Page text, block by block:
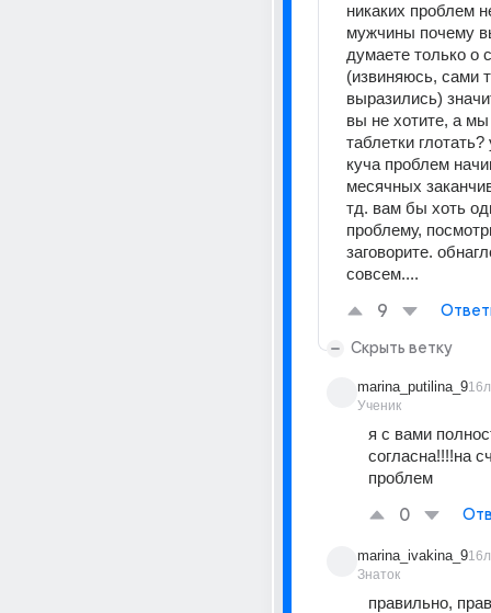
никаких проблем
мужчины почему
думаете только о
(извиняюсь, сами
выразились)
вы не хотите, а
таблетки глотать?
куча проблем
месячных
тд. вам бы хоть
проблему,
заговорите.
совсем....
9
Скрыть ветку
marina_putilina_9
Ученик
я с вами
согласна!!!!на
проблем
0
marina_ivakina_9
Знаток
правильно,